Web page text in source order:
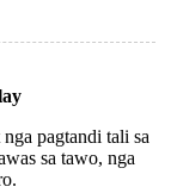
pagtandi tali sa
sa tawo, nga